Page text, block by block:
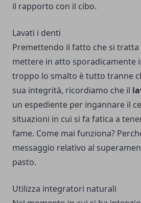
il rapporto con il cibo.
Lavati i denti
Premettendo il fatto che si
mettere in atto sporadicamente
troppo lo smalto è tutto tranne
sua integrità, ricordiamo che il
un espediente per ingannare il
situazioni in cui si fa fatica a
fame. Come mai funziona?
messaggio relativo al
pasto.
Utilizza integratori naturali